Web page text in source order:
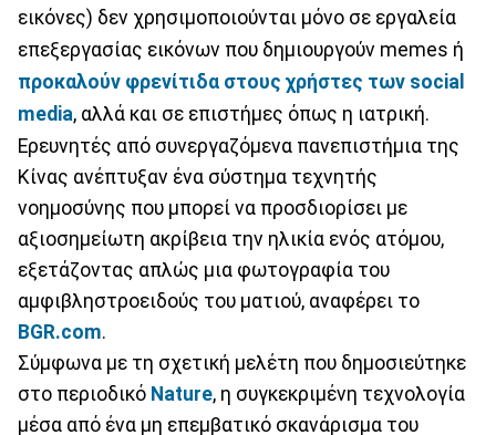
εικόνες) δεν χρησιμοποιούνται μόνο σε εργαλεία
επεξεργασίας εικόνων που δημιουργούν memes ή
προκαλούν φρενίτιδα στους χρήστες των social
media, αλλά και σε επιστήμες όπως η ιατρική.
Ερευνητές από συνεργαζόμενα πανεπιστήμια της
Κίνας ανέπτυξαν ένα σύστημα τεχνητής
νοημοσύνης που μπορεί να προσδιορίσει με
αξιοσημείωτη ακρίβεια την ηλικία ενός ατόμου,
εξετάζοντας απλώς μια φωτογραφία του
αμφιβληστροειδούς του ματιού, αναφέρει το
BGR.com.
Σύμφωνα με τη σχετική μελέτη που δημοσιεύτηκε
στο περιοδικό Nature, η συγκεκριμένη τεχνολογία
μέσα από ένα μη επεμβατικό σκανάρισμα του